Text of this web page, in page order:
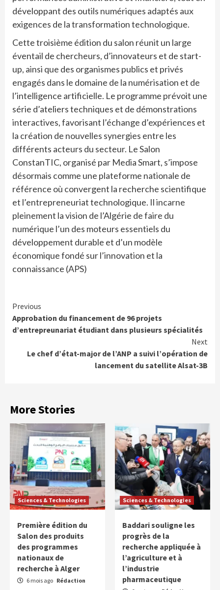
développant des outils numériques adaptés aux
exigences de la transformation technologique.
Cette troisième édition du salon réunit un large
éventail de chercheurs, d’innovateurs et de start-
up, ainsi que des organismes publics et privés
engagés dans le domaine de la numérisation et de
l’intelligence artificielle. Le programme prévoit une
série d’ateliers techniques et de démonstrations
interactives, favorisant l’échange d’expériences et
la création de nouvelles synergies entre les
différents acteurs du secteur. Le Salon
ConstanTIC, organisé par Media Smart, s’impose
désormais comme une plateforme nationale de
référence où convergent la recherche scientifique
et l’entrepreneuriat technologique. Il incarne
pleinement la vision de l’Algérie de faire du
numérique l’un des moteurs essentiels du
développement durable et d’un modèle
économique fondé sur l’innovation et la
connaissance (APS)
Continue
Reading
Previous
Approbation du financement de 96 projets
d’entrepreunariat étudiant dans plusieurs spécialités
Next
Le chef d’état-major de l’ANP a suivi l’opération de
lancement du satellite Alsat-3B
More Stories
Sciences & Technologies
Première édition du
Salon des produits
des programmes
nationaux de
recherche à Alger
6 mois ago Rédaction
Sciences & Technologies
Baddari souligne les
progrès de la
recherche appliquée à
l’agriculture et à
l’industrie
pharmaceutique